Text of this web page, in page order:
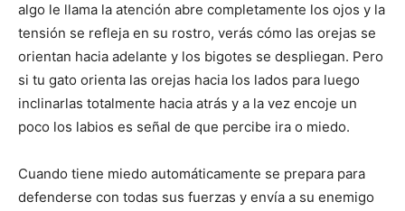
algo le llama la atención abre completamente los ojos y la
tensión se refleja en su rostro, verás cómo las orejas se
orientan hacia adelante y los bigotes se despliegan. Pero
si tu gato orienta las orejas hacia los lados para luego
inclinarlas totalmente hacia atrás y a la vez encoje un
poco los labios es señal de que percibe ira o miedo.
Cuando tiene miedo automáticamente se prepara para
defenderse con todas sus fuerzas y envía a su enemigo